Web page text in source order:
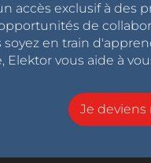
accès exclusif à des
de
soyez en train
Elektor vous aide à
Je